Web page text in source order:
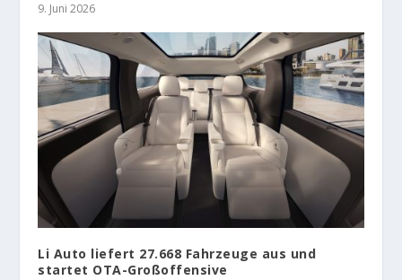
9. Juni 2026
Li Auto liefert 27.668 Fahrzeuge aus und
startet OTA-Großoffensive